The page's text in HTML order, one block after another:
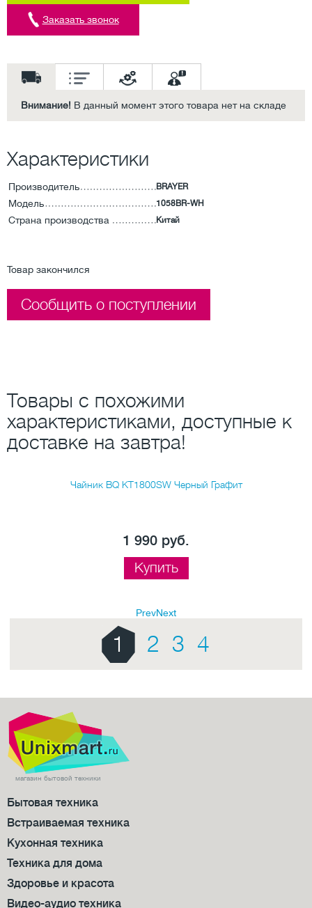
Заказать звонок
Внимание! В данный момент этого товара нет на складе
Характеристики
Производитель BRAYER
Модель 1058BR-WH
Страна производства Китай
Товар закончился
Сообщить о поступлении
Товары с похожими
характеристиками, доступные к
доставке на завтра!
Чайник BQ KT1800SW Черный Графит
1 990 руб.
Купить
PrevNext
1 2 3 4
магазин бытовой техники
Бытовая техника
Встраиваемая техника
Кухонная техника
Техника для дома
Здоровье и красота
Видео-аудио техника